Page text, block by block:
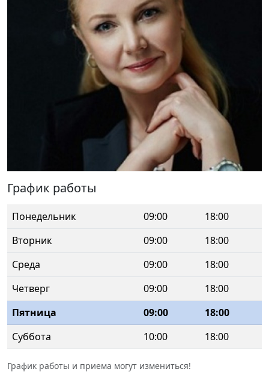
График работы
Понедельник 09:00
18:00
Вторник
09:00
18:00
Среда
09:00
18:00
Четверг
09:00
18:00
Пятница
09:00
18:00
Суббота
10:00 18:00
График работы и приема могут измениться!